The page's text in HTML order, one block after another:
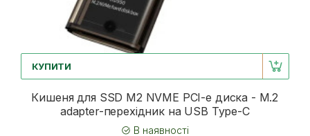
КУПИТИ
Кишеня для SSD M2 NVME PCI-e диска - M.2
adapter-перехідник на USB Type-C
В наявності